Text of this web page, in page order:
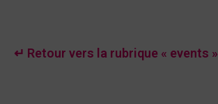
↵ Retour vers la rubrique « events »